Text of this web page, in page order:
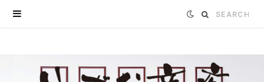
Search